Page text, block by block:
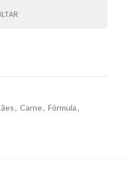
, Carne, Fórmula,